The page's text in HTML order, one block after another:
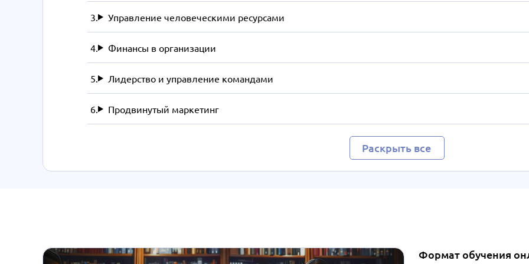
Управление человеческими ресурсами
Финансы в организации
Лидерство и управление командами
Продвинутый маркетинг
Раскрыть все
Формат обучения